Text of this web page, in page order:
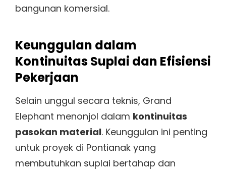
bangunan komersial.
Keunggulan dalam
Kontinuitas Suplai dan Efisiensi
Pekerjaan
Selain unggul secara teknis, Grand
Elephant menonjol dalam kontinuitas
pasokan material. Keunggulan ini penting
untuk proyek di Pontianak yang
membutuhkan suplai bertahap dan